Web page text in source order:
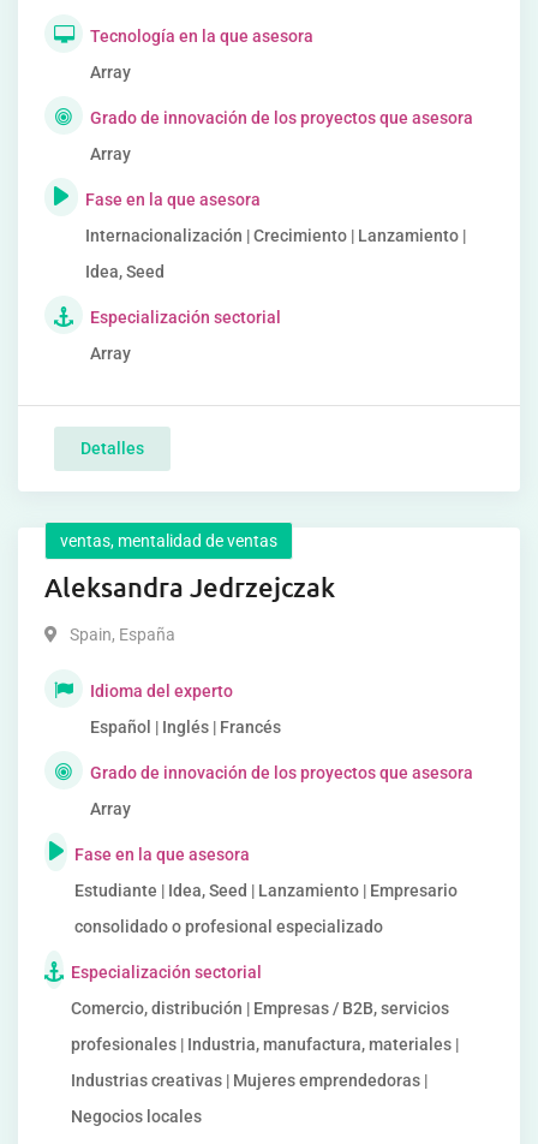
Tecnología en la que asesora
Array
Grado de innovación de los proyectos que asesora
Array
Fase en la que asesora
Internacionalización | Crecimiento | Lanzamiento |
Idea, Seed
Especialización sectorial
Array
Detalles
ventas, mentalidad de ventas
Aleksandra Jedrzejczak
Spain, España
Idioma del experto
Español | Inglés | Francés
Grado de innovación de los proyectos que asesora
Array
Fase en la que asesora
Estudiante | Idea, Seed | Lanzamiento | Empresario
consolidado o profesional especializado
Especialización sectorial
Comercio, distribución | Empresas / B2B, servicios
profesionales | Industria, manufactura, materiales |
Industrias creativas | Mujeres emprendedoras |
Negocios locales